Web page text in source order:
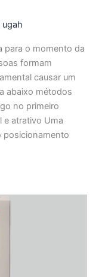
ugah
para o momento da
formam
causar um
abaixo métodos
no primeiro
e atrativo Uma
posicionamento